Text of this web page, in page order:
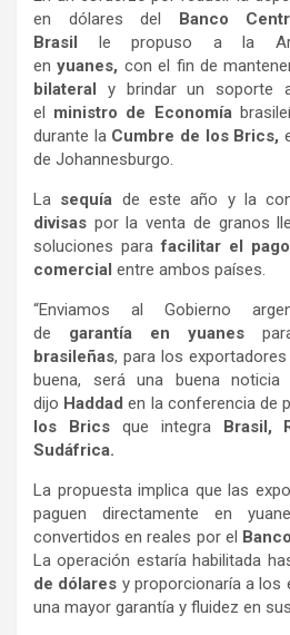
en dólares del Banco
Brasil le propuso a la
enyuanes, con el fin de
bilateral y brindar un soporte
el ministro de Economía
durante la Cumbre de los Brics,
de Johannesburgo.
La sequía de este año y la
divisas por la venta de granos
soluciones parafacilitar el pago
comercial entre ambos países.
“Enviamos al Gobierno
de garantía en yuanes
brasileñas, para los
buena, será una buena
dijo Haddaden la conferencia de
los Bricsque integra Brasil,
Sudáfrica.
La propuesta implica que las
paguen directamente en
convertidos en reales por el
La operación estaría habilitada
de dólares y proporcionaría a los
una mayor garantía y fluidez en